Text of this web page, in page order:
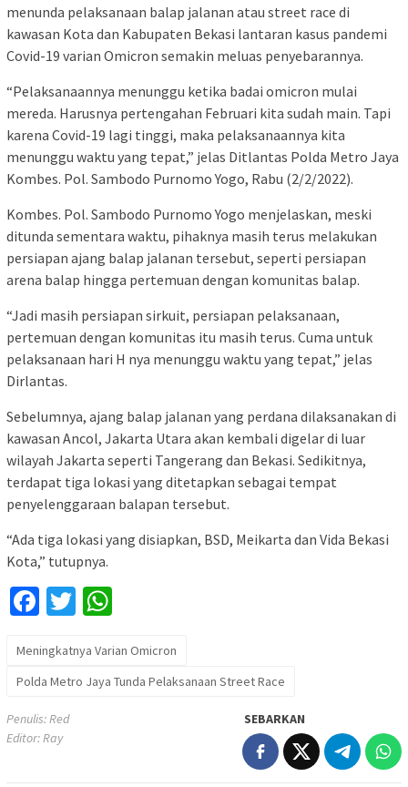
menunda pelaksanaan balap jalanan atau street race di
kawasan Kota dan Kabupaten Bekasi lantaran kasus pandemi
Covid-19 varian Omicron semakin meluas penyebarannya.
“Pelaksanaannya menunggu ketika badai omicron mulai
mereda. Harusnya pertengahan Februari kita sudah main. Tapi
karena Covid-19 lagi tinggi, maka pelaksanaannya kita
menunggu waktu yang tepat,” jelas Ditlantas Polda Metro Jaya
Kombes. Pol. Sambodo Purnomo Yogo, Rabu (2/2/2022).
Kombes. Pol. Sambodo Purnomo Yogo menjelaskan, meski
ditunda sementara waktu, pihaknya masih terus melakukan
persiapan ajang balap jalanan tersebut, seperti persiapan
arena balap hingga pertemuan dengan komunitas balap.
“Jadi masih persiapan sirkuit, persiapan pelaksanaan,
pertemuan dengan komunitas itu masih terus. Cuma untuk
pelaksanaan hari H nya menunggu waktu yang tepat,” jelas
Dirlantas.
Sebelumnya, ajang balap jalanan yang perdana dilaksanakan di
kawasan Ancol, Jakarta Utara akan kembali digelar di luar
wilayah Jakarta seperti Tangerang dan Bekasi. Sedikitnya,
terdapat tiga lokasi yang ditetapkan sebagai tempat
penyelenggaraan balapan tersebut.
“Ada tiga lokasi yang disiapkan, BSD, Meikarta dan Vida Bekasi
Kota,” tutupnya.
Facebook
Twitter
Meningkatnya Varian Omicron
Polda Metro Jaya Tunda Pelaksanaan Street Race
Penulis: Red
Editor: Ray
SEBARKAN